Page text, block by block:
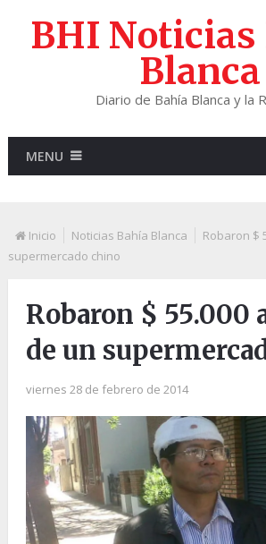
BHI Noticias
Blanca
Diario de Bahía Blanca y la
MENU
Inicio Noticias Bahía Blanca
Robaron $
supermercado chino
Robaron $ 55.000
de un
viernes 28 de febrero de 2014